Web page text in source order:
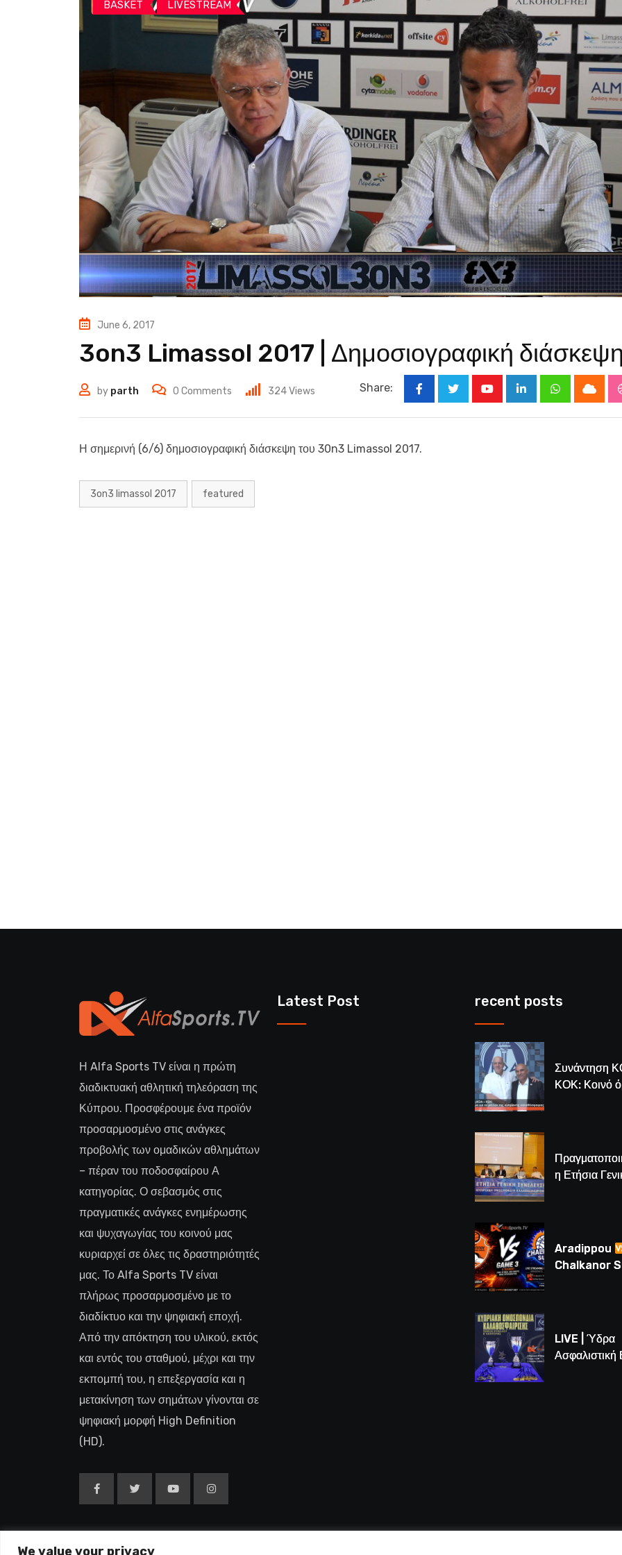
We value your privacy
BASKET LIVESTREAM
June 6, 2017
3on3 Limassol 2017 | Δημοσιογραφική διάσκεψη
by parth 0 Comments 324Views Share:
LinkedInWhatsappCloud
Η σημερινή (6/6) δημοσιογραφική διάσκεψη του 30n3 Limassol 2017.
3on3 limassol 2017 featured
Η Alfa Sports TV είναι η πρώτη
διαδικτυακή αθλητική τηλεόραση της
Κύπρου. Προσφέρουμε ένα προϊόν
προσαρμοσμένο στις ανάγκες
προβολής των ομαδικών αθλημάτων
– πέραν του ποδοσφαίρου Α
κατηγορίας. Ο σεβασμός στις
πραγματικές ανάγκες ενημέρωσης
και ψυχαγωγίας του κοινού μας
κυριαρχεί σε όλες τις δραστηριότητές
μας. Το Alfa Sports TV είναι
πλήρως προσαρμοσμένο με το
διαδίκτυο και την ψηφιακή εποχή.
Από την απόκτηση του υλικού, εκτός
και εντός του σταθμού, μέχρι και την
εκπομπή του, η επεξεργασία και η
μετακίνηση των σημάτων γίνονται σε
ψηφιακή μορφή High Definition
(HD).
Latest Post recent posts
Συνάντηση
ΚΟΚ: Κοινό
η Ετήσια
(BINTEO)
Aradippou
Chalkanor
LIVE | Ύδρα
Ασφαλιστική